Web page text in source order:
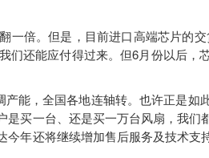
一倍。但是，目前进口高端芯片的
们还能应付得过来。但6月份以后，
能，全国各地连轴转。也许正是如
是买一台、还是买一万台风扇，我们
年还将继续增加售后服务及技术支